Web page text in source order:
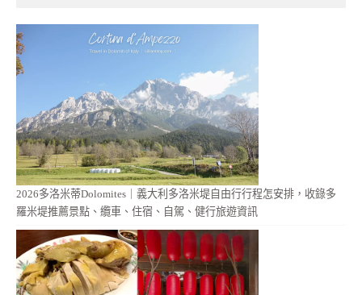
2026多洛米蒂Dolomites｜義大利多洛米堤自由行行程怎安排，收錄多
羅米堤推薦景點、纜車、住宿、自駕、健行旅遊資訊